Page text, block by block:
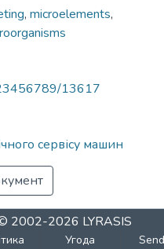
, microelements,
13617
сервісу машин
2002-2026 LYRASIS
Угода Send